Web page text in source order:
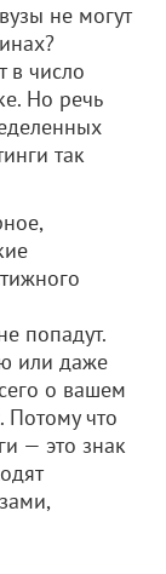
не могут
в число
Но речь
так
попадут.
или даже
о вашем
Потому что
— это знак